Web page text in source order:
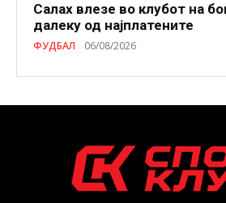
Салах влезе во клубот на
далеку од најплатените
ФУДБАЛ 06/08/2026